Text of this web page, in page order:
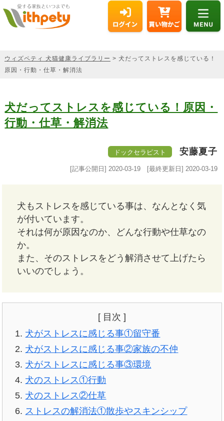
ウィズペティ 犬猫健康ライブラリー > 犬だってストレスを感じている！
原因・行動・仕草・解消法
犬だってストレスを感じている！原因・
行動・仕草・解消法
ドックセラピスト 安藤夏子
[記事公開日] 2020-03-19[最終更新日] 2020-03-19
犬もストレスを感じている事は、なんとなく気
が付いています。
それは何が原因なのか、どんな行動や仕草なの
か。
また、そのストレスをどう解消させて上げたら
いいのでしょう。
[ 目次 ]
犬がストレスに感じる事①留守番
犬がストレスに感じる事②家族の不仲
犬がストレスに感じる事③環境
犬のストレス①行動
犬のストレス②仕草
ストレスの解消法①散歩やスキンシップ